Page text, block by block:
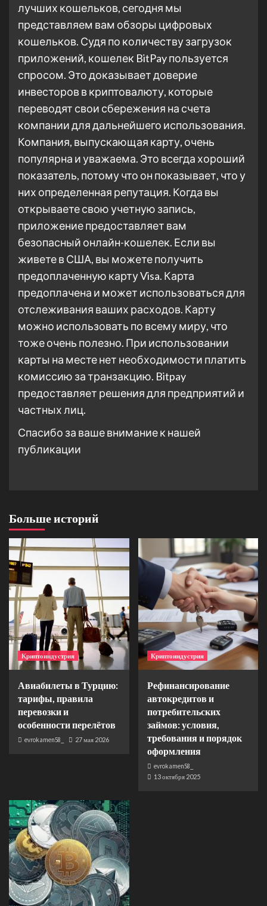
лучших кошельков, сегодня мы
представляем вам обзоры цифровых
кошельков. Судя по количеству загрузок
приложений, кошелек BitPay пользуется
спросом. Это доказывает доверие
инвесторов в криптовалюту, которые
переводят свои сбережения на счета
компании для дальнейшего использования.
Компания, выпускающая карту, очень
популярна и уважаема. Это всегда хороший
показатель, потому что он показывает, что у
них определенная репутация. Когда вы
открываете свою учетную запись,
приложение предоставляет вам
безопасный онлайн-кошелек. Если вы
живете в США, вы можете получить
предоплаченную карту Visa. Карта
предоплачена и может использоваться для
отслеживания ваших расходов. Карту
можно использовать по всему миру, что
тоже очень полезно. При использовании
карты на месте нет необходимости платить
комиссию за транзакцию. Bitpay
предоставляет решения для предприятий и
частных лиц.
Спасибо за ваше внимание к нашей
публикации
Больше историй
Криптоиндустрия
Авиабилеты в Турцию:
тарифы, правила
перевозки и
особенности перелётов
evrokamen58_ 27 мая 2026
Криптоиндустрия
Рефинансирование
автокредитов и
потребительских
займов: условия,
требования и порядок
оформления
evrokamen58_
13 октября 2025